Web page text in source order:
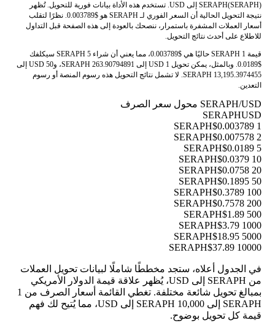
SERAPH(SERAPH) إلى USD. تستخدم هذه الأداة بيانات فورية للتحويل. تُظهر
نتيجة التحويل الحالية أن السعر الفوري لـ SERAPH هو $0.003789. نظرًا لتقلب
أسعار العملات المشفرة باستمرار، ننصحك بالعودة إلى هذه الصفحة قبل التداول
للاطلاع على أحدث نتائج التحويل.
قيمة 1 SERAPH حاليًا هي $0.003789، مما يعني أن شراء 5 SERAPH سيكلفك
$0.0189. وبالمثل، يمكن تحويل 1 USD إلى 263.90794891 SERAPH، و50 USD إلى
13,195.3974455 SERAPH. لا تشمل نتائج التحويل هذه رسوم المنصة أو رسوم
التعدين.
SERAPH/USD محول سعر الصرف
SERAPHUSD
1 SERAPH
$0.003789
2 SERAPH
$0.007578
5 SERAPH
$0.0189
10 SERAPH
$0.0379
20 SERAPH
$0.0758
50 SERAPH
$0.1895
100 SERAPH
$0.3789
200 SERAPH
$0.7578
500 SERAPH
$1.89
1000 SERAPH
$3.79
5000 SERAPH
$18.95
10000 SERAPH
$37.89
في الجدول أعلاه، ستجد مخططًا شاملًا لبيانات تحويل العملات
من SERAPH إلى USD، يُظهر علاقة قيمة الدولار الأمريكي
بمبالغ تحويل شائعة مختلفة. تغطي القائمة أسعار الصرف من 1
SERAPH إلى 10,000 SERAPH إلى USD، مما يُتيح لك فهم
قيمة كل تحويل بوضوح.